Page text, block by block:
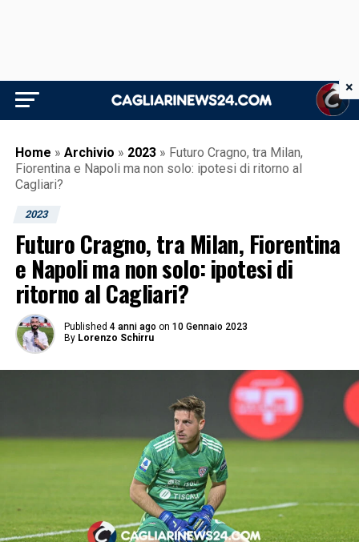
Home » Archivio » 2023 » Futuro Cragno, tra Milan,
Fiorentina e Napoli ma non solo: ipotesi di ritorno al
Cagliari?
2023
Futuro Cragno, tra Milan, Fiorentina
e Napoli ma non solo: ipotesi di
ritorno al Cagliari?
Published 4 anni ago on 10 Gennaio 2023
By Lorenzo Schirru
×